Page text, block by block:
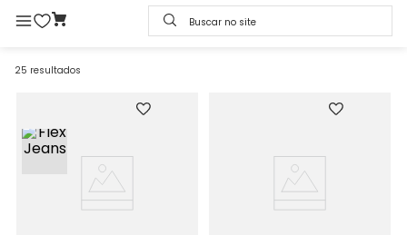
Buscar no site
25 resultados